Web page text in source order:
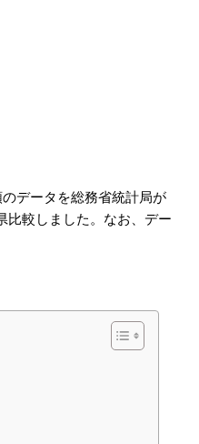
データを総務省統計局が
比較しました。なお、デー